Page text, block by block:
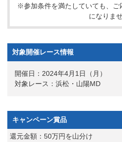
※参加条件を満たしていても、ご
になりま
対象開催レース情報
開催日：2024年4月1日（月）
対象レース：浜松・山陽MD
キャンペーン賞品
還元金額：50万円を山分け